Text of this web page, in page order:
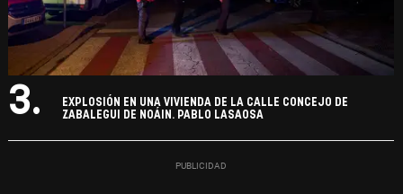
3.
EXPLOSIÓN EN UNA VIVIENDA DE LA CALLE CONCEJO DE
ZABALEGUI DE NOÁIN. PABLO LASAOSA